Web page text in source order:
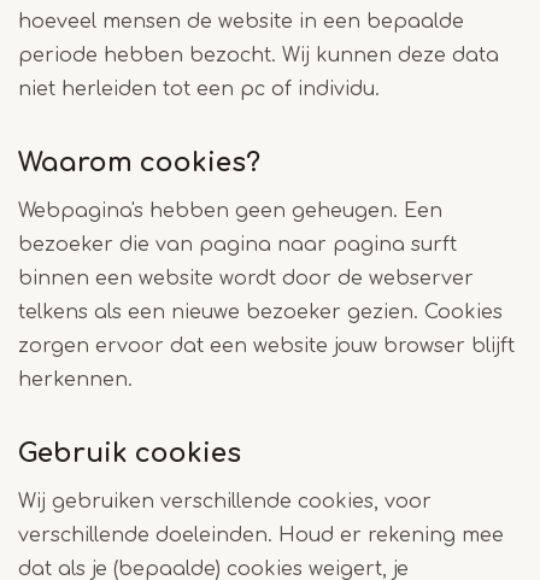
hoeveel mensen de website in een bepaalde
periode hebben bezocht. Wij kunnen deze data
niet herleiden tot een pc of individu.
Waarom cookies?
Webpagina's hebben geen geheugen. Een
bezoeker die van pagina naar pagina surft
binnen een website wordt door de webserver
telkens als een nieuwe bezoeker gezien. Cookies
zorgen ervoor dat een website jouw browser blijft
herkennen.
Gebruik cookies
Wij gebruiken verschillende cookies, voor
verschillende doeleinden. Houd er rekening mee
dat als je (bepaalde) cookies weigert, je